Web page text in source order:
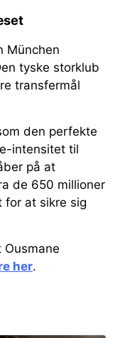
München
tyske storklub
transfermål
den perfekte
intensitet til
på at
de 650 millioner
for at sikre sig
her.